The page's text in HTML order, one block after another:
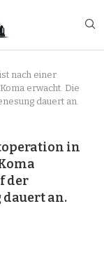
nach einer
erwacht. Die
dauert an.
in
der
an.